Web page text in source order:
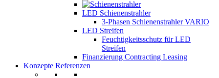
LED Schienenstrahler
3-Phasen Schienenstrahler VARIO
LED Streifen
Feuchtigkeitsschutz für LED
Streifen
Finanzierung Contracting Leasing
Konzepte Referenzen